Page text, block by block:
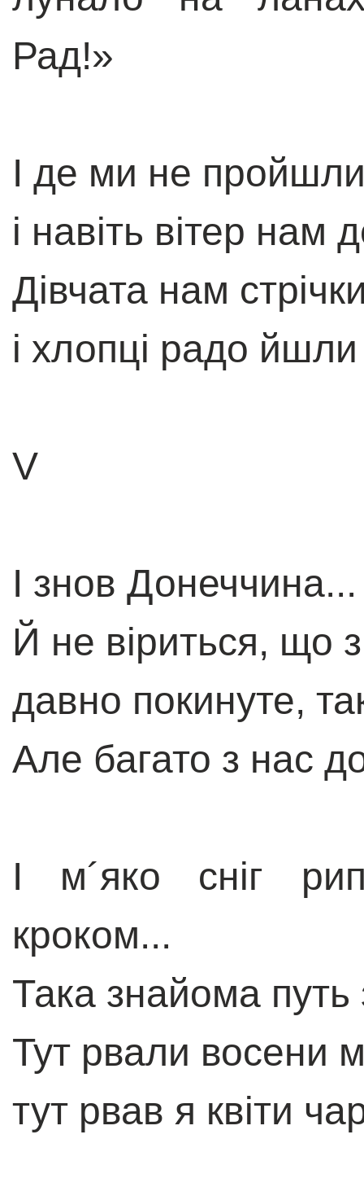
Рад!»
І де ми не
і навіть вітер нам
Дівчата нам
і хлопці радо
V
І знов
Й не віриться, що
давно покинуте,
Але багато з нас
І м´яко сніг
кроком...
Така знайома
Тут рвали восени
тут рвав я квіти